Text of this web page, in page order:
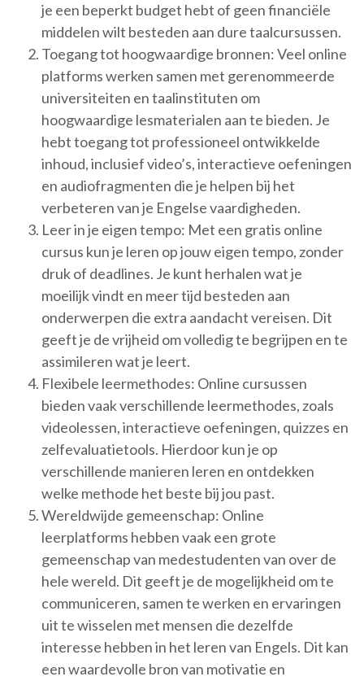
je een beperkt budget hebt of geen financiële
middelen wilt besteden aan dure taalcursussen.
Toegang tot hoogwaardige bronnen: Veel online
platforms werken samen met gerenommeerde
universiteiten en taalinstituten om
hoogwaardige lesmaterialen aan te bieden. Je
hebt toegang tot professioneel ontwikkelde
inhoud, inclusief video’s, interactieve oefeningen
en audiofragmenten die je helpen bij het
verbeteren van je Engelse vaardigheden.
Leer in je eigen tempo: Met een gratis online
cursus kun je leren op jouw eigen tempo, zonder
druk of deadlines. Je kunt herhalen wat je
moeilijk vindt en meer tijd besteden aan
onderwerpen die extra aandacht vereisen. Dit
geeft je de vrijheid om volledig te begrijpen en te
assimileren wat je leert.
Flexibele leermethodes: Online cursussen
bieden vaak verschillende leermethodes, zoals
videolessen, interactieve oefeningen, quizzes en
zelfevaluatietools. Hierdoor kun je op
verschillende manieren leren en ontdekken
welke methode het beste bij jou past.
Wereldwijde gemeenschap: Online
leerplatforms hebben vaak een grote
gemeenschap van medestudenten van over de
hele wereld. Dit geeft je de mogelijkheid om te
communiceren, samen te werken en ervaringen
uit te wisselen met mensen die dezelfde
interesse hebben in het leren van Engels. Dit kan
een waardevolle bron van motivatie en